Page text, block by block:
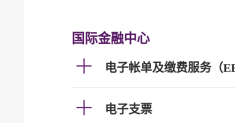
国际金融中心
电子帐单及缴费服务（
电子支票